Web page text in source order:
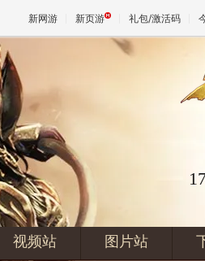
新网游 新页游 礼包/激活码
视频站 图片站